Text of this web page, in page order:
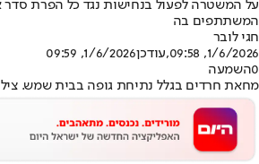
על המשטרה לפעול בנחישות נגד כל הפרת
המשתתפים בה
חגי לובר
1/6/2026, 09:58
,עודכן1/6/2026, 09:59
0השמעה
מחאת חרדים בגלל נתיחת גופה בבית שמש.